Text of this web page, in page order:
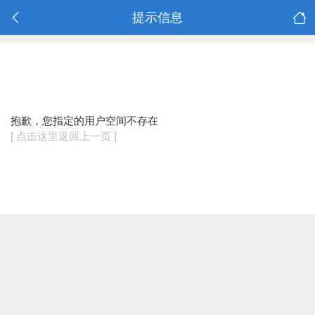
提示信息
抱歉，您指定的用户空间不存在
[ 点击这里返回上一页 ]